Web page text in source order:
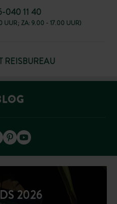
040 11 40
UUR; ZA: 9.00 - 17.00 UUR)
REISBUREAU
2026